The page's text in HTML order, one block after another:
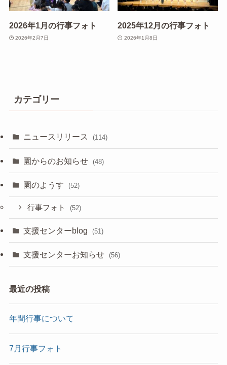
2026年1月の行事フォト
2026年2月7日
2025年12月の行事フォト
2026年1月8日
カテゴリー
ニュースリリース (114)
園からのお知らせ (48)
園のようす (52)
行事フォト (52)
支援センターblog (51)
支援センターお知らせ (56)
最近の投稿
年間行事について
7月行事フォト